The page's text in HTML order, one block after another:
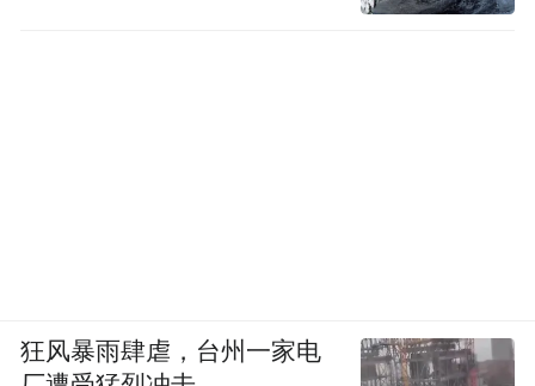
狂风暴雨肆虐，台州一家电